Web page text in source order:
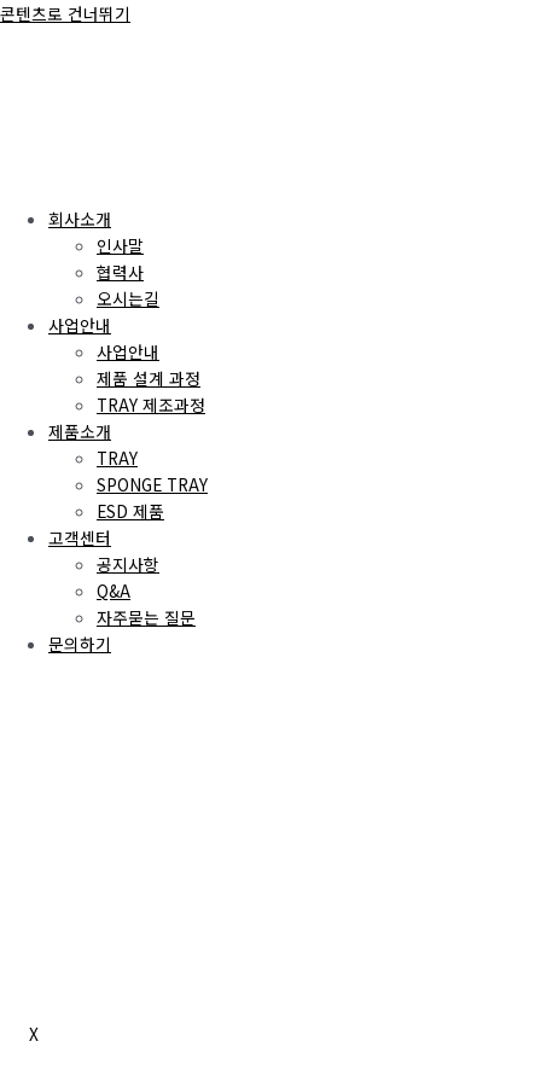
콘텐츠로 건너뛰기
회사소개
인사말
협력사
오시는길
사업안내
사업안내
제품 설계 과정
TRAY 제조과정
제품소개
TRAY
SPONGE TRAY
ESD 제품
고객센터
공지사항
Q&A
자주묻는 질문
문의하기
X